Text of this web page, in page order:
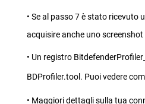
• Se al passo 7 è stato ricevuto
acquisire anche uno screenshot
• Un registro
BDProfiler.tool. Puoi vedere
• Maggiori dettagli sulla tua